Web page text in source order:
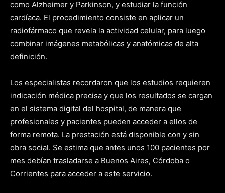
como Alzheimer y Parkinson, y estudiar la función
cardíaca. El procedimiento consiste en aplicar un
radiofármaco que revela la actividad celular, para luego
combinar imágenes metabólicas y anatómicas de alta
definición.
Los especialistas recordaron que los estudios requieren
indicación médica precisa y que los resultados se cargan
en el sistema digital del hospital, de manera que
profesionales y pacientes pueden acceder a ellos de
forma remota. La prestación está disponible con y sin
obra social. Se estima que antes unos 100 pacientes por
mes debían trasladarse a Buenos Aires, Córdoba o
Corrientes para acceder a este servicio.